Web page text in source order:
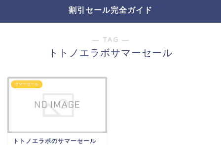
割引セール完全ガイド
― TAG ―
トトノエラボサマーセール
サマーセール
トトノエラボのサマーセール